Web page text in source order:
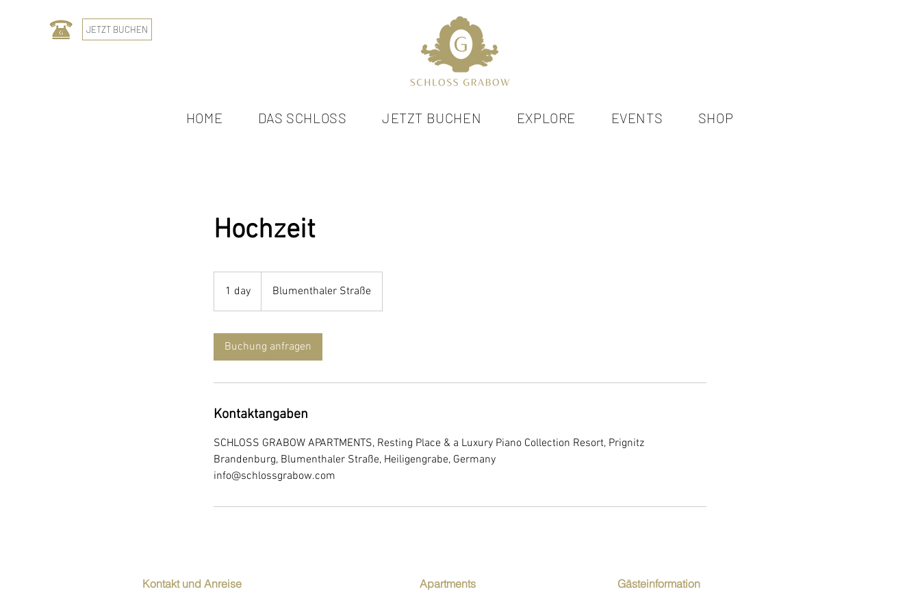
JETZT BUCHEN
HOME DAS SCHLOSS JETZT BUCHEN EXPLORE EVENTS SHOP
Hochzeit
1 day
d
Blumenthaler Straße
Buchung anfragen
Kontaktangaben
SCHLOSS GRABOW APARTMENTS, Resting Place & a Luxury Piano Collection Resort, Prignitz
Brandenburg, Blumenthaler Straße, Heiligengrabe, Germany
info@schlossgrabow.com
Kontakt und Anreise Apartments Gästeinformation